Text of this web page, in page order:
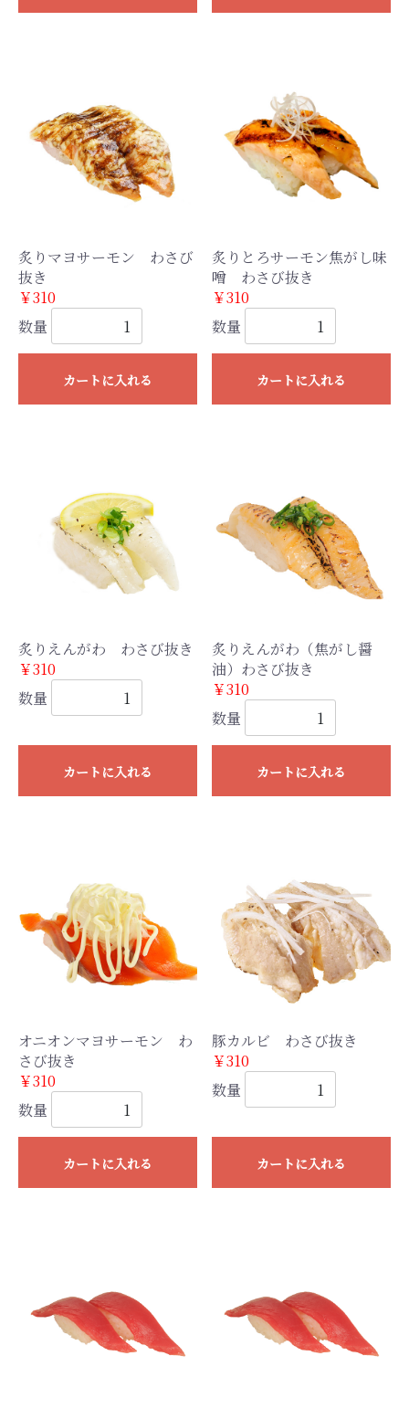
炙りマヨサーモン わさび
抜き
￥310
数量
カートに入れる
炙りとろサーモン焦がし味
噌 わさび抜き
￥310
数量
カートに入れる
炙りえんがわ わさび抜き
￥310
数量
カートに入れる
炙りえんがわ（焦がし醤
油）わさび抜き
￥310
数量
カートに入れる
オニオンマヨサーモン わ
さび抜き
￥310
数量
カートに入れる
豚カルビ わさび抜き
￥310
数量
カートに入れる